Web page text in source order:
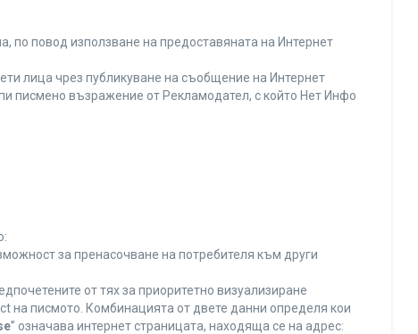
по повод използване на предоставяната на Интернет
лица чрез публикуване на съобщение на Интернет
писмено възражение от Рекламодател, с който Нет Инфо
за пренасочване на потребителя към други
от тях за приоритетно визуализиране
на писмото. Комбинацията от двете данни определя кои
” означава интернет страницата, находяща се на адрес: